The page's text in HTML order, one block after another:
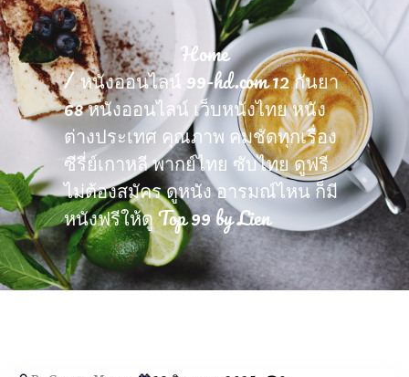
Home
หนังออนไลน์ 99-hd.com 12 กันยา
68 หนังออนไลน์ เว็บหนังไทย หนัง
ต่างประเทศ คุณภาพ คมชัดทุกเรื่อง
ซีรี่ย์เกาหลี พากย์ไทย ซับไทย ดูฟรี
ไม่ต้องสมัคร ดูหนัง อารมณ์ไหน ก็มี
หนังฟรีให้ดู Top 99 by Lien